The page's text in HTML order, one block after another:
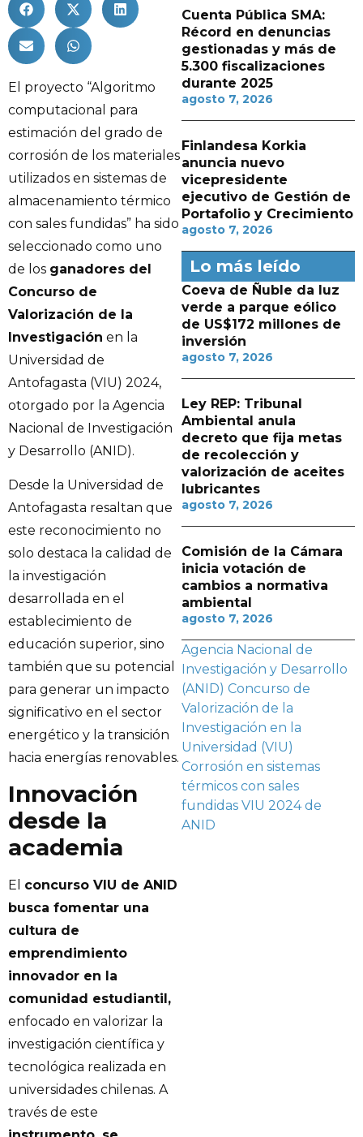
El proyecto “Algoritmo
computacional para
estimación del grado de
corrosión de los materiales
utilizados en sistemas de
almacenamiento térmico
con sales fundidas” ha sido
seleccionado como uno
de los ganadores del
Concurso de
Valorización de la
Investigación en la
Universidad de
Antofagasta (VIU) 2024,
otorgado por la Agencia
Nacional de Investigación
y Desarrollo (ANID).
Desde la Universidad de
Antofagasta resaltan que
este reconocimiento no
solo destaca la calidad de
la investigación
desarrollada en el
establecimiento de
educación superior, sino
también que su potencial
para generar un impacto
significativo en el sector
energético y la transición
hacia energías renovables.
Innovación
desde la
academia
El concurso VIU de ANID
busca fomentar una
cultura de
emprendimiento
innovador en la
comunidad estudiantil,
enfocado en valorizar la
investigación científica y
tecnológica realizada en
universidades chilenas. A
través de este
Cuenta Pública SMA:
Récord en denuncias
gestionadas y más de
5.300 fiscalizaciones
durante 2025
agosto 7, 2026
Finlandesa Korkia
anuncia nuevo
vicepresidente
ejecutivo de Gestión de
Portafolio y Crecimiento
agosto 7, 2026
Lo más leído
Coeva de Ñuble da luz
verde a parque eólico
de US$172 millones de
inversión
agosto 7, 2026
Ley REP: Tribunal
Ambiental anula
decreto que fija metas
de recolección y
valorización de aceites
lubricantes
agosto 7, 2026
Comisión de la Cámara
inicia votación de
cambios a normativa
ambiental
agosto 7, 2026
Agencia Nacional de
Investigación y Desarrollo
(ANID) Concurso de
Valorización de la
Investigación en la
Universidad (VIU)
Corrosión en sistemas
térmicos con sales
fundidas VIU 2024 de
ANID